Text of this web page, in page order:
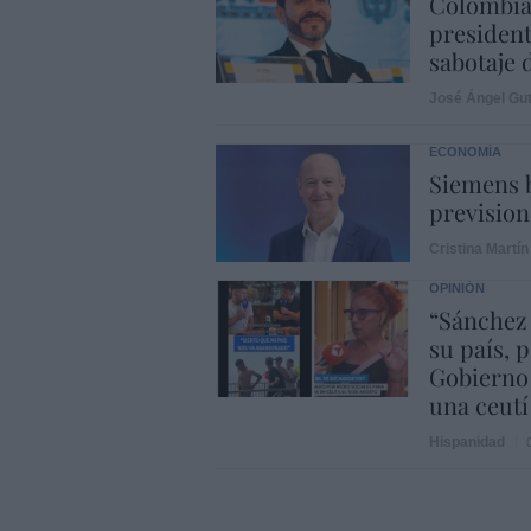
sabotaje
ECONOMÍA
Siemens
OPINIÓN
su país,
una ceutí